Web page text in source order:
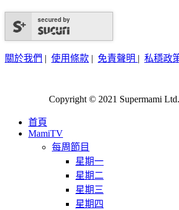
secured by
關於我們 | 使用條款 | 免責聲明 | 私穩政
Copyright © 2021 Supermami
首頁
MamiTV
每周節目
星期一
星期二
星期三
星期四